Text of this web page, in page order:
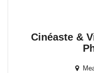
Cinéaste &